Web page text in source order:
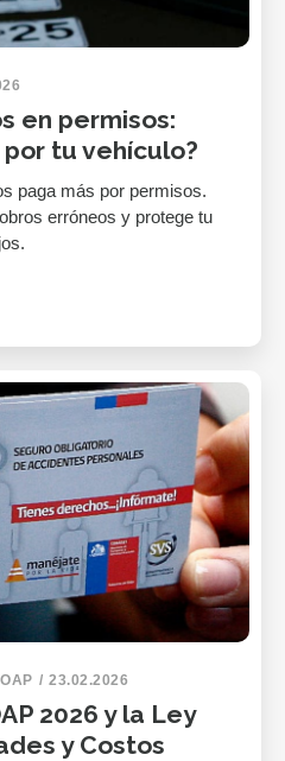
en permisos:
tu vehículo?
paga más por permisos.
erróneos y protege tu
23.02.2026
2026 y la Ley
y Costos